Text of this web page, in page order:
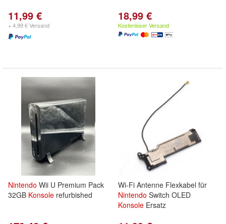
11,99 €
+ 4,99 € Versand
18,99 €
Kostenloser Versand
Nintendo Wii U Premium Pack
32GB Konsole refurbished
Wi-Fi Antenne Flexkabel für
Nintendo Switch OLED
Konsole Ersatz